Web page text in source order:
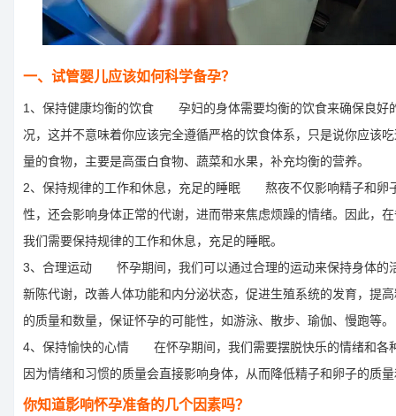
一、试管婴儿应该如何科学备孕？
1、保持健康均衡的饮食 孕妇的身体需要均衡的饮食来确保良好
况，这并不意味着你应该完全遵循严格的饮食体系，只是说你应该
量的食物，主要是高蛋白食物、蔬菜和水果，补充均衡的营养。
2、保持规律的工作和休息，充足的睡眠 熬夜不仅影响精子和卵
性，还会影响身体正常的代谢，进而带来焦虑烦躁的情绪。因此，
我们需要保持规律的工作和休息，充足的睡眠。
3、合理运动 怀孕期间，我们可以通过合理的运动来保持身体的
新陈代谢，改善人体功能和内分泌状态，促进生殖系统的发育，提
的质量和数量，保证怀孕的可能性，如游泳、散步、瑜伽、慢跑
4、保持愉快的心情 在怀孕期间，我们需要摆脱快乐的情绪和各
因为情绪和习惯的质量会直接影响身体，从而降低精子和卵子的质
你知道影响怀孕准备的几个因素吗？